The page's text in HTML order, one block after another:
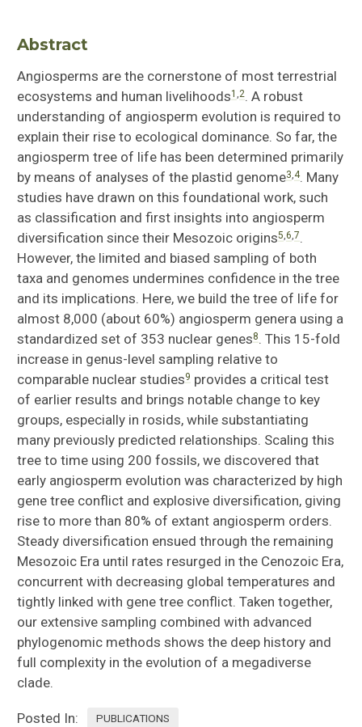
Abstract
Angiosperms are the cornerstone of most terrestrial
ecosystems and human livelihoods1 2. A robust
understanding of angiosperm evolution is required to
explain their rise to ecological dominance. So far, the
angiosperm tree of life has been determined primarily
by means of analyses of the plastid genome3 4. Many
studies have drawn on this foundational work, such
as classification and first insights into angiosperm
diversification since their Mesozoic origins5 ,6 ,7.
However, the limited and biased sampling of both
taxa and genomes undermines confidence in the tree
and its implications. Here, we build the tree of life for
almost 8,000 (about 60%) angiosperm genera using a
standardized set of 353 nuclear genes8. This 15-fold
increase in genus-level sampling relative to
comparable nuclear studies9 provides a critical test
of earlier results and brings notable change to key
groups, especially in rosids, while substantiating
many previously predicted relationships. Scaling this
tree to time using 200 fossils, we discovered that
early angiosperm evolution was characterized by high
gene tree conflict and explosive diversification, giving
rise to more than 80% of extant angiosperm orders.
Steady diversification ensued through the remaining
Mesozoic Era until rates resurged in the Cenozoic Era,
concurrent with decreasing global temperatures and
tightly linked with gene tree conflict. Taken together,
our extensive sampling combined with advanced
phylogenomic methods shows the deep history and
full complexity in the evolution of a megadiverse
clade.
Posted In: PUBLICATIONS